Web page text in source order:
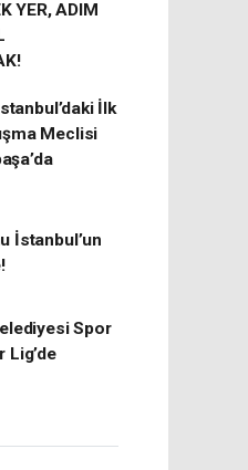
YER, ADIM
İlk
Meclisi
İstanbul’un
Spor
Lig’de